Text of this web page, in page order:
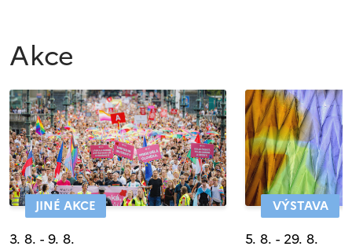
Akce
JINÉ AKCE
3. 8. - 9. 8.
VÝSTAVA
5. 8. - 29. 8.